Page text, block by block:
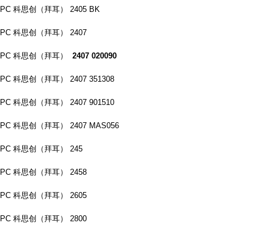
PC 科思创（拜耳） 2405 BK
PC 科思创（拜耳） 2407
PC 科思创（拜耳） 2407 020090
PC 科思创（拜耳） 2407 351308
PC 科思创（拜耳） 2407 901510
PC 科思创（拜耳） 2407 MAS056
PC 科思创（拜耳） 245
PC 科思创（拜耳） 2458
PC 科思创（拜耳） 2605
PC 科思创（拜耳） 2800